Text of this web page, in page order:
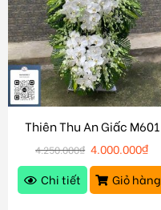
Thiên Thu An Giấc M601
4.250.000₫ 4.000.000₫
Chi tiết
Giỏ hàng